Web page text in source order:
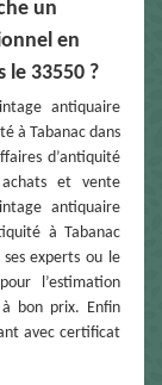
un
en
le 33550 ?
antiquaire
à Tabanac dans
d’antiquité
et vente
antiquaire
à Tabanac
experts ou le
l’estimation
bon prix. Enfin
avec certificat